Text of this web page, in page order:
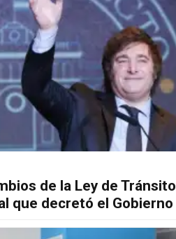
de la Ley de
que decretó el Gobierno